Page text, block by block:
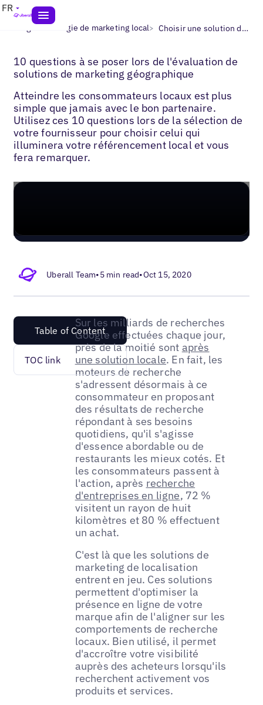
FR
Blogs> Stratégie de marketing local> Choisir une solution de marketing local
10 questions à se poser lors de l'évaluation de
solutions de marketing géographique
Atteindre les consommateurs locaux est plus
simple que jamais avec le bon partenaire.
Utilisez ces 10 questions lors de la sélection de
votre fournisseur pour choisir celui qui
illuminera votre référencement local et vous
fera remarquer.
Uberall Team•5 min read•Oct 15, 2020
Table of Content
TOC link
Sur les milliards de recherches
Google effectuées chaque jour,
près de la moitié sont après
une solution locale. En fait, les
moteurs de recherche
s'adressent désormais à ce
consommateur en proposant
des résultats de recherche
répondant à ses besoins
quotidiens, qu'il s'agisse
d'essence abordable ou de
restaurants les mieux cotés. Et
les consommateurs passent à
l'action, après recherche
d'entreprises en ligne, 72 %
visitent un rayon de huit
kilomètres et 80 % effectuent
un achat.
C'est là que les solutions de
marketing de localisation
entrent en jeu. Ces solutions
permettent d'optimiser la
présence en ligne de votre
marque afin de l'aligner sur les
comportements de recherche
locaux. Bien utilisé, il permet
d'accroître votre visibilité
auprès des acheteurs lorsqu'ils
recherchent activement vos
produits et services.